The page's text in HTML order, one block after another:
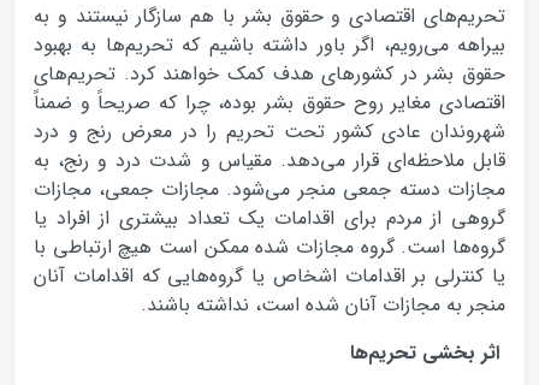
تحریم‌های اقتصادی و حقوق بشر با هم سازگار نیستند و به
بیراهه می‌رویم، اگر باور داشته باشیم که تحریم‌ها به بهبود
حقوق بشر در کشورهای هدف کمک خواهند کرد. تحریم‌های
اقتصادی مغایر روح حقوق بشر بوده، چرا که صریحاً و ضمناً
شهروندان عادی کشور تحت تحریم را در معرض رنج و درد
قابل ملاحظه‌ای قرار می‌دهد. مقیاس و شدت درد و رنج، به
مجازات دسته جمعی منجر می‌شود. مجازات جمعی، مجازات
گروهی از مردم برای اقدامات یک تعداد بیشتری از افراد یا
گروه‌ها است. گروه مجازات شده ممکن است هیچ ارتباطی با
یا کنترلی بر اقدامات اشخاص یا گروه‌هایی که اقدامات آنان
منجر به مجازات آنان شده است، نداشته باشند.
اثر بخشی تحریم‌ها